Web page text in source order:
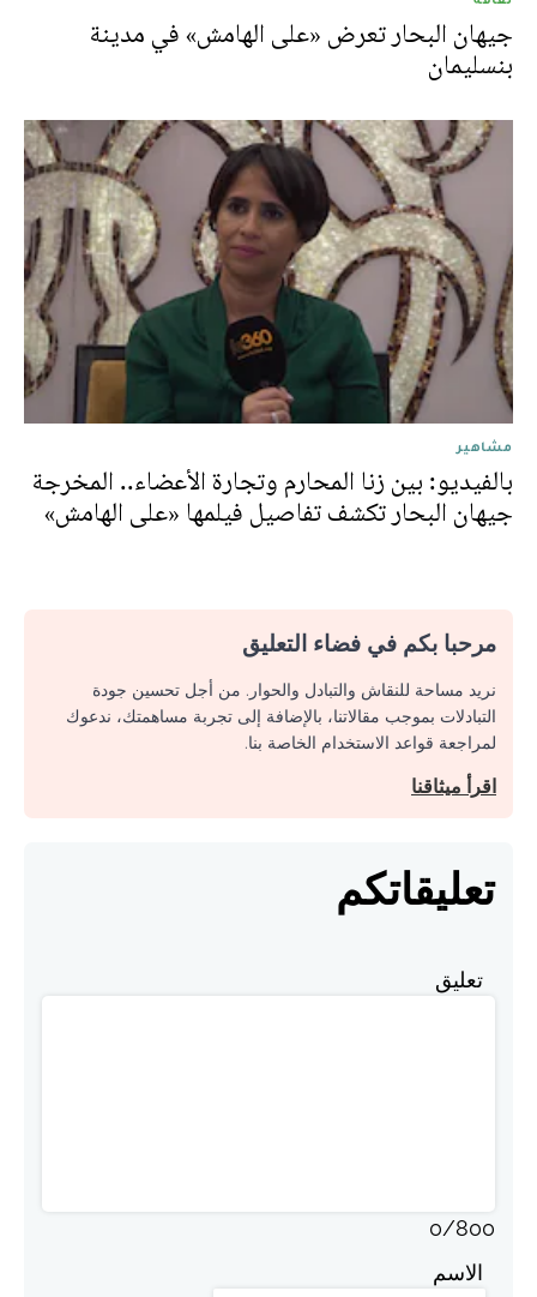
جيهان البحار تعرض «على الهامش» في مدينة
بنسليمان
مشاهير
بالفيديو: بين زنا المحارم وتجارة الأعضاء.. المخرجة
جيهان البحار تكشف تفاصيل فيلمها «على الهامش»
مرحبا بكم في فضاء التعليق
نريد مساحة للنقاش والتبادل والحوار. من أجل تحسين جودة
التبادلات بموجب مقالاتنا، بالإضافة إلى تجربة مساهمتك، ندعوك
لمراجعة قواعد الاستخدام الخاصة بنا.
اقرأ ميثاقنا
تعليقاتكم
تعليق
0/800
الاسم